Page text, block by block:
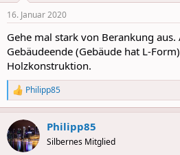
16. Januar 2020
Gehe mal stark von Berankung aus.
Gebäudeende (Gebäude hat L-
Holzkonstruktion.
R
e
a
c
t
i
Philipp85
Philipp85
Silbernes Mitglied